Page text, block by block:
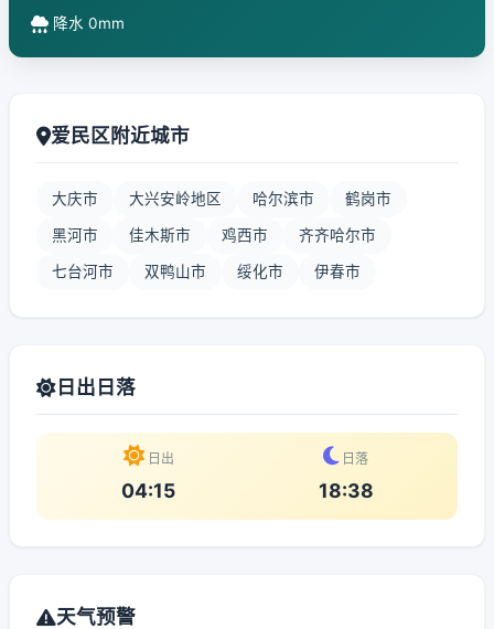
降水 0mm
爱民区附近城市
大庆市 大兴安岭地区 哈尔滨市 鹤岗市
黑河市 佳木斯市 鸡西市 齐齐哈尔市
七台河市 双鸭山市 绥化市 伊春市
日出日落
日出
04:15
日落
18:38
天气预警